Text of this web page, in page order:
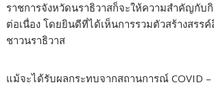
ราชการจังหวัดนราธิวาสก็จะให้ความสำคัญกับ
ต่อเนื่อง โดยยินดีที่ได้เห็นการรวมตัวสร้างสรร
ชาวนราธิวาส
แม้จะได้รับผลกระทบจากสถานการณ์ COVID –